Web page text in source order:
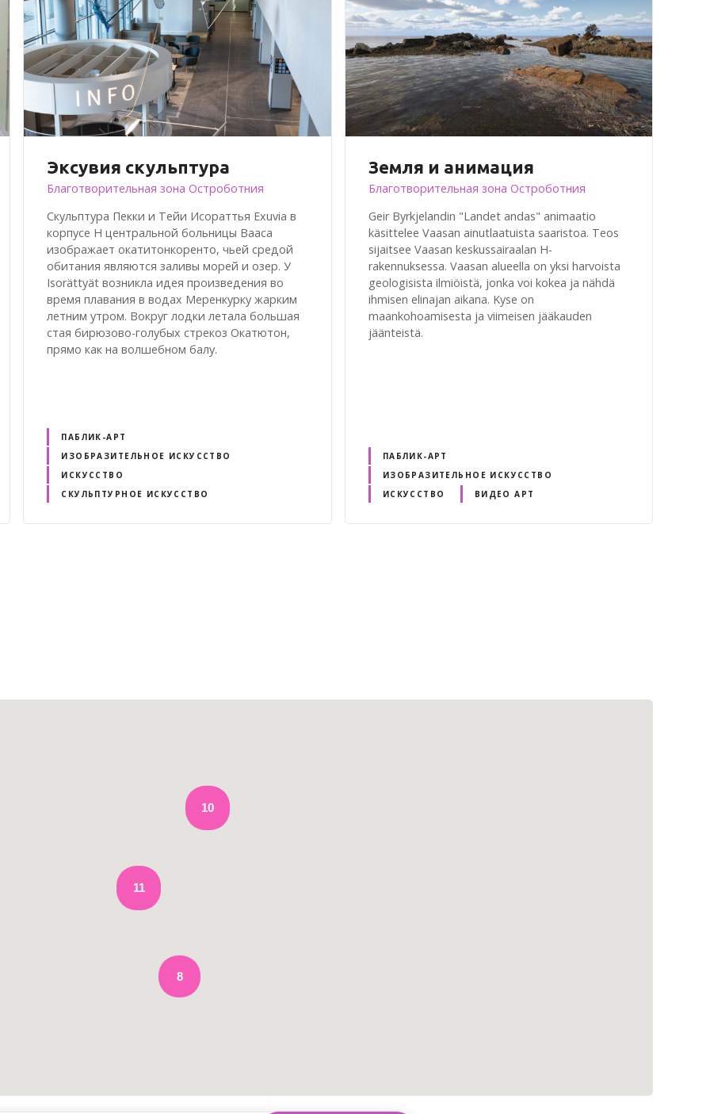
Эксувия скульптура
Благотворительная зона Остроботния
Скульптура Пекки и Тейи Исораттья Exuvia в
корпусе H центральной больницы Вааса
изображает окатитонкоренто, чьей средой
обитания являются заливы морей и озер. У
Isorättyät возникла идея произведения во
время плавания в водах Меренкурку жарким
летним утром. Вокруг лодки летала большая
стая бирюзово-голубых стрекоз Окатютон,
прямо как на волшебном балу.
ПАБЛИК-АРТ
ИЗОБРАЗИТЕЛЬНОЕ ИСКУССТВО
ИСКУССТВО
СКУЛЬПТУРНОЕ ИСКУССТВО
Земля и анимация
Благотворительная зона Остроботния
Geir Byrkjelandin "Landet andas" animaatio
käsittelee Vaasan ainutlaatuista saaristoa. Teos
sijaitsee Vaasan keskussairaalan H-
rakennuksessa. Vaasan alueella on yksi harvoista
geologisista ilmiöistä, jonka voi kokea ja nähdä
ihmisen elinajan aikana. Kyse on
maankohoamisesta ja viimeisen jääkauden
jäänteistä.
ПАБЛИК-АРТ
ИЗОБРАЗИТЕЛЬНОЕ ИСКУССТВО
ИСКУССТВО
ВИДЕО АРТ
8
11
10